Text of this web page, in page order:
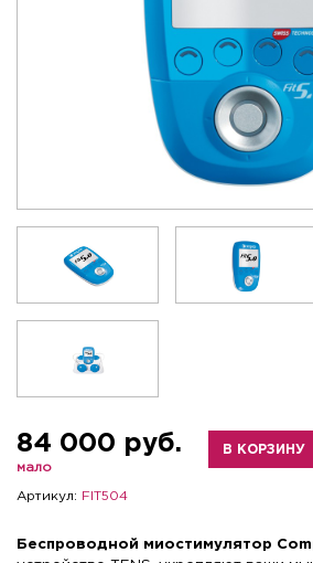
84 000 руб.
мало
В КОРЗИНУ
Артикул: FIT504
Беспроводной миостимулятор